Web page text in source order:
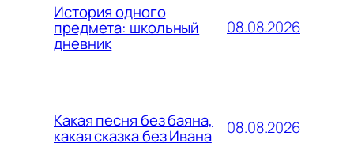
История одного
предмета: школьный
дневник
08.08.2026
Какая песня без баяна,
какая сказка без Ивана 08.08.2026